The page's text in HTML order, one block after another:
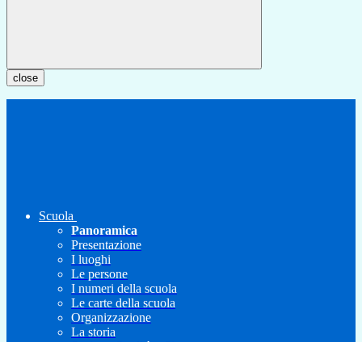
close
Scuola
Panoramica
Presentazione
I luoghi
Le persone
I numeri della scuola
Le carte della scuola
Organizzazione
La storia